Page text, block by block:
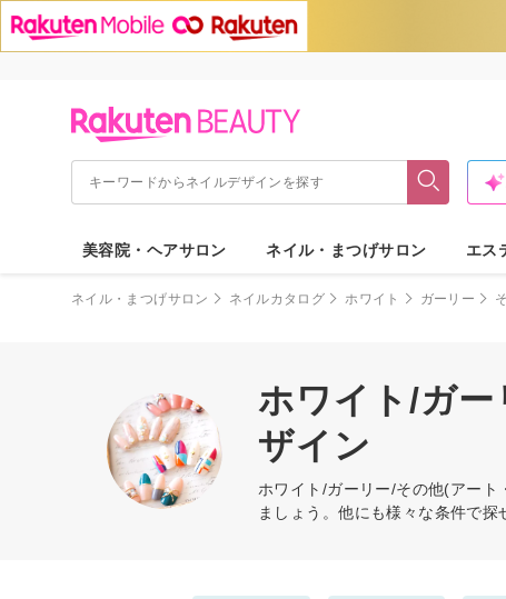
美容院・ヘアサロン ネイル・まつげサロン エス
ネイル・まつげサロン ネイルカタログ ホワイト ガーリー
ホワイト/ガ
ザイン
ホワイト/ガーリー/その他(アー
ましょう。他にも様々な条件で探